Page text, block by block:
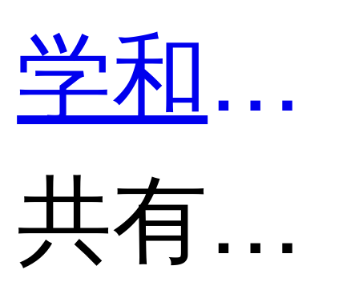
学和小
猿搜题
共有分类：AI助理